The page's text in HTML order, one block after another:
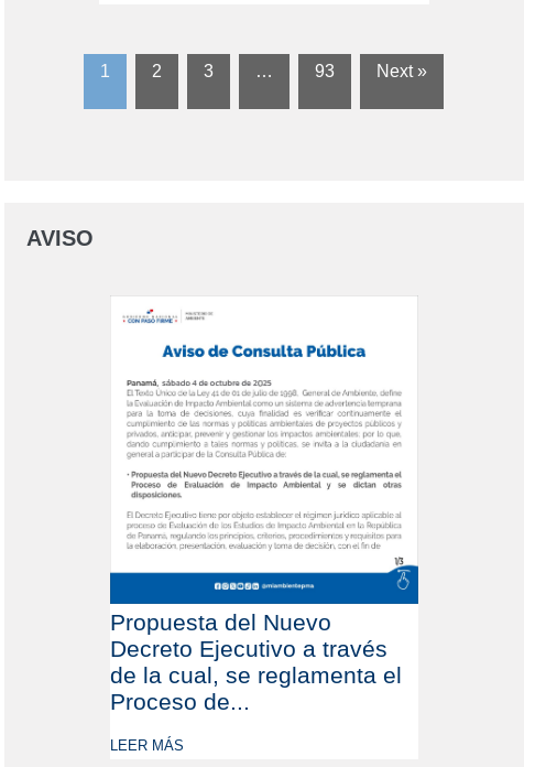
1 2 3 … 93 Next »
AVISO
Propuesta del Nuevo
Decreto Ejecutivo a través
de la cual, se reglamenta el
Proceso de...
LEER MÁS